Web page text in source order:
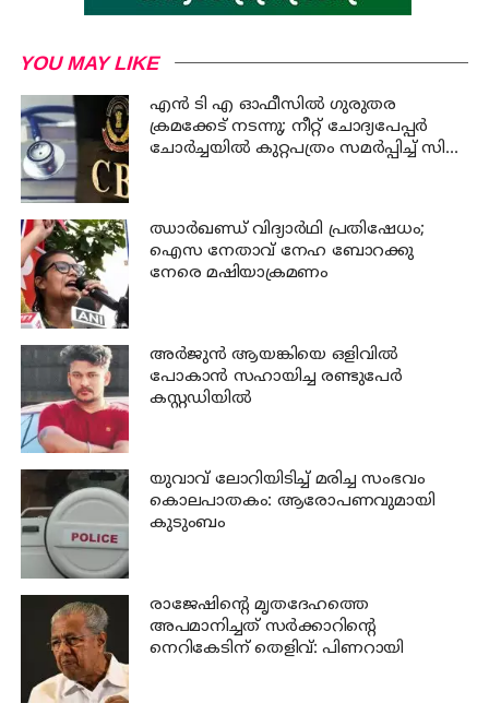
YOU MAY LIKE
എന്‍ ടി എ ഓഫീസില്‍ ഗുരുതര
ക്രമക്കേട് നടന്നു; നീറ്റ് ചോദ്യപേപ്പര്‍
ചോര്‍ച്ചയില്‍ കുറ്റപത്രം സമര്‍പ്പിച്ച് സി
ഝാര്‍ഖണ്ഡ് വിദ്യാര്‍ഥി പ്രതിഷേധം;
ഐസ നേതാവ് നേഹ ബോറക്കു
നേരെ മഷിയാക്രമണം
അര്‍ജുന്‍ ആയങ്കിയെ ഒളിവില്‍
പോകാന്‍ സഹായിച്ച രണ്ടുപേര്‍
കസ്റ്റഡിയില്‍
യുവാവ് ലോറിയിടിച്ച് മരിച്ച സംഭവം
കൊലപാതകം: ആരോപണവുമായി
കുടുംബം
രാജേഷിന്റെ മൃതദേഹത്തെ
അപമാനിച്ചത് സര്‍ക്കാറിന്റെ
നെറികേടിന് തെളിവ്: പിണറായി